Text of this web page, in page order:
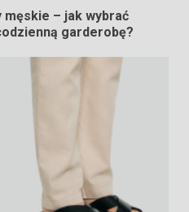
– jak wybrać
garderobę?